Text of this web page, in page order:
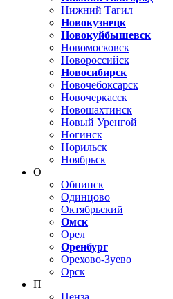
Нижний Тагил
Новокузнецк
Новокуйбышевск
Новомосковск
Новороссийск
Новосибирск
Новочебоксарск
Новочеркасск
Новошахтинск
Новый Уренгой
Ногинск
Норильск
Ноябрьск
О
Обнинск
Одинцово
Октябрьский
Омск
Орел
Оренбург
Орехово-Зуево
Орск
П
Пенза